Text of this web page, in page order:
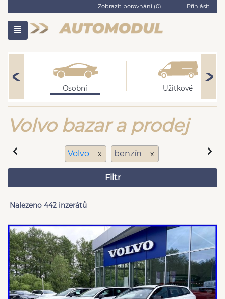
Zobrazit porovnání (0) Přihlásit
Osobní Užitkové
Volvo bazar a prodej
Volvo x benzín x
Filtr
Nalezeno 442 inzerátů